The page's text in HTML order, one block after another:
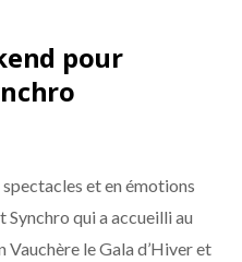
pour
et en émotions
qui a accueilli au
Vauchère le Gala d’Hiver et